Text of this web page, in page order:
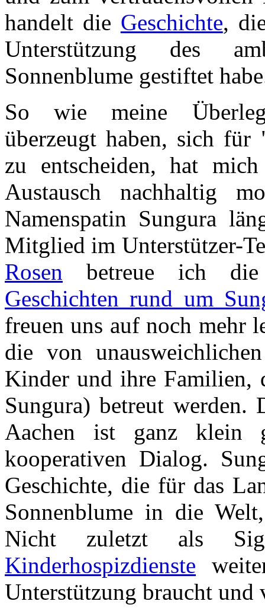
handelt die Geschichte,
Unterstützung des
Sonnenblume gestiftet
So wie meine
überzeugt haben, sich für
zu entscheiden, hat
Austausch nachhaltig
Namenspatin Sungura
Mitglied im Unterstützer-
Rosen betreue ich die
Geschichten rund um
freuen uns auf noch mehr
die von
Kinder und ihre Familien,
Sungura) betreut
Aachen ist ganz klein
kooperativen Dialog.
Geschichte, die für das
Sonnenblume in die
Nicht zuletzt als
Kinderhospizdienste
Unterstützung braucht und